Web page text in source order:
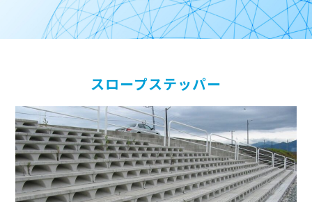
スロープステッパー